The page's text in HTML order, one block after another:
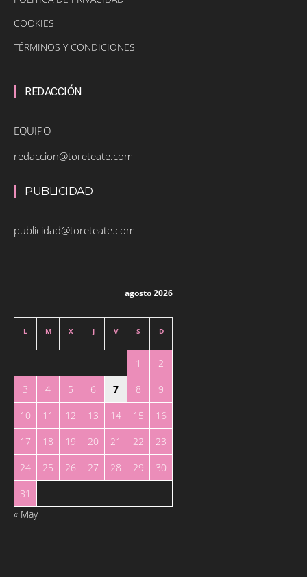
COOKIES
TÉRMINOS Y CONDICIONES
REDACCIÓN
EQUIPO
redaccion@toreteate.com
PUBLICIDAD
publicidad@toreteate.com
agosto 2026
L M X J V S D
1
2
3
4 5 6 7 8
9
10
11 12 13 14 15
16
17
18 19 20 21 22
23
24
25 26 27 28 29
30
31
« May